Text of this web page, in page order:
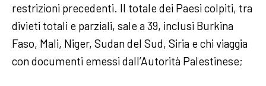
restrizioni precedenti. Il totale dei Paesi colpiti, tra
divieti totali e parziali, sale a 39, inclusi Burkina
Faso, Mali, Niger, Sudan del Sud, Siria e chi viaggia
con documenti emessi dall’Autorità Palestinese;